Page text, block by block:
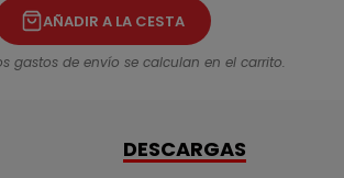
AÑADIR A LA CESTA
gastos de envío se calculan en el carrito.
DESCARGAS